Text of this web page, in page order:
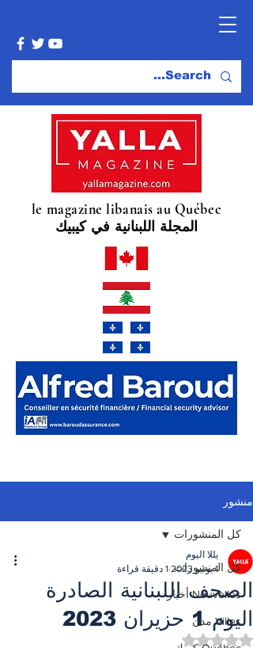
le magazine libanais au Québec
المجلة اللبنانية في كيبيك
منشور
كل المنشورات
Nouvelles أخبار
Villes مدن
كل المنشورات
الصحف اللبنانية الصادرة
اليوم 1 حزيران 2023
يللا اليوم
1 يونيو 2023
1 دقيقة قراءة
تم التقييم بـ ليس رقمًا من أصل 5 نجوم.